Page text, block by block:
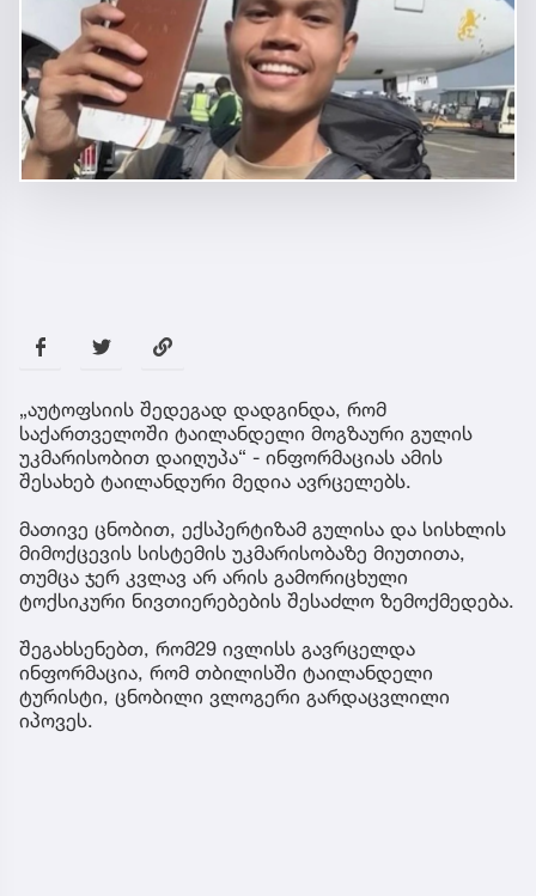
„აუტოფსიის შედეგად დადგინდა, რომ
საქართველოში ტაილანდელი მოგზაური გულის
უკმარისობით დაიღუპა“ - ინფორმაციას ამის
შესახებ ტაილანდური მედია ავრცელებს.
მათივე ცნობით, ექსპერტიზამ გულისა და სისხლის
მიმოქცევის სისტემის უკმარისობაზე მიუთითა,
თუმცა ჯერ კვლავ არ არის გამორიცხული
ტოქსიკური ნივთიერებების შესაძლო ზემოქმედება.
შეგახსენებთ, რომ29 ივლისს გავრცელდა
ინფორმაცია, რომ თბილისში ტაილანდელი
ტურისტი, ცნობილი ვლოგერი გარდაცვლილი
იპოვეს.